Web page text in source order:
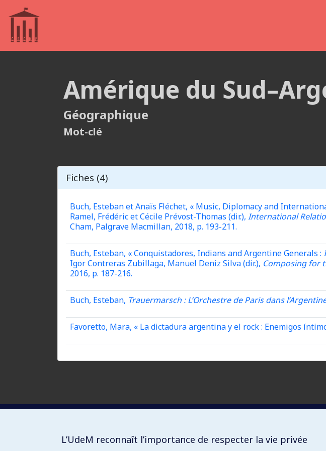
Amérique du
Géographique
Mot-clé
Fiches (4)
Buch, Esteban et Anaïs Fléchet, « Music, Diplomacy and
Ramel, Frédéric et Cécile Prévost-Thomas (dir.), International
Cham, Palgrave Macmillan, 2018, p. 193-211.
Buch, Esteban, « Conquistadores, Indians and Argentine Generals :
Igor Contreras Zubillaga, Manuel Deniz Silva (dir.), Composing for
2016, p. 187-216.
Buch, Esteban, Trauermarsch : L’Orchestre de Paris dans
Favoretto, Mara, « La dictadura argentina y el rock : Enemigos
L’UdeM reconnaît l’importance de respecter la vie privée